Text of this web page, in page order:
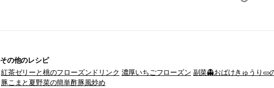
その他のレシピ
紅茶ゼリーと桃のフローズンドリンク 濃厚いちごフローズン 副菜👻おばけきゅうり🥒
豚こまと夏野菜の簡単酢豚風炒め